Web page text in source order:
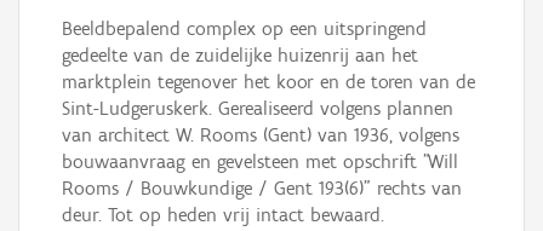
Beeldbepalend complex op een uitspringend
gedeelte van de zuidelijke huizenrij aan het
marktplein tegenover het koor en de toren van de
Sint-Ludgeruskerk. Gerealiseerd volgens plannen
van architect W. Rooms (Gent) van 1936, volgens
bouwaanvraag en gevelsteen met opschrift "Will
Rooms / Bouwkundige / Gent 193(6)" rechts van
deur. Tot op heden vrij intact bewaard.